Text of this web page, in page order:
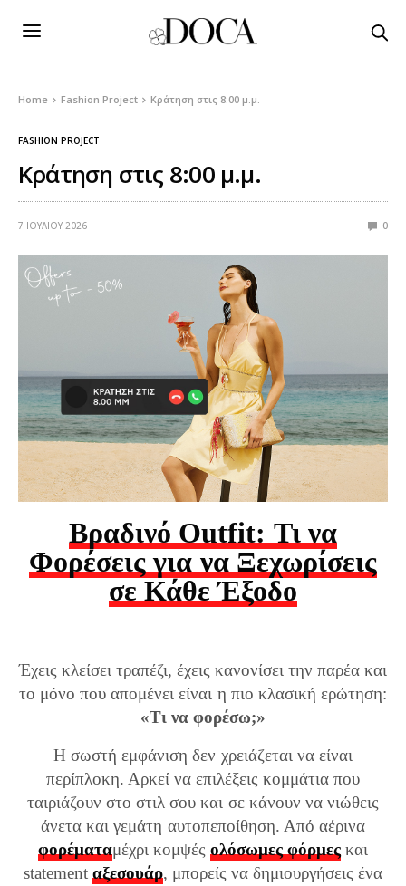
Home Fashion Project Κράτηση στις 8:00 μ.μ.
FASHION PROJECT
Κράτηση στις 8:00 μ.μ.
7 ΙΟΥΛΊΟΥ 2026 0
Βραδινό Outfit: Τι να
Φορέσεις για να Ξεχωρίσεις
σε Κάθε Έξοδο
Έχεις κλείσει τραπέζι, έχεις κανονίσει την παρέα και
το μόνο που απομένει είναι η πιο κλασική ερώτηση:
«Τι να φορέσω;»
Η σωστή εμφάνιση δεν χρειάζεται να είναι
περίπλοκη. Αρκεί να επιλέξεις κομμάτια που
ταιριάζουν στο στιλ σου και σε κάνουν να νιώθεις
άνετα και γεμάτη αυτοπεποίθηση. Από αέρινα
φορέματαμέχρι κομψές ολόσωμες φόρμες και
statement αξεσουάρ, μπορείς να δημιουργήσεις ένα